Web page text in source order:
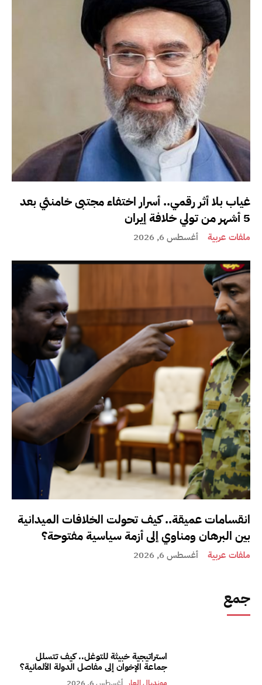
غياب بلا أثر رقمي.. أسرار اختفاء مجتبى خامنئي بعد
5 أشهر من تولي خلافة إيران
ملفات عربية أغسطس 6, 2026
انقسامات عميقة.. كيف تحولت الخلافات الميدانية
بين البرهان ومناوي إلى أزمة سياسية مفتوحة؟
ملفات عربية أغسطس 6, 2026
جمع
استراتيجية خبيثة للتوغل.. كيف تتسلل
جماعة الإخوان إلى مفاصل الدولة الألمانية؟